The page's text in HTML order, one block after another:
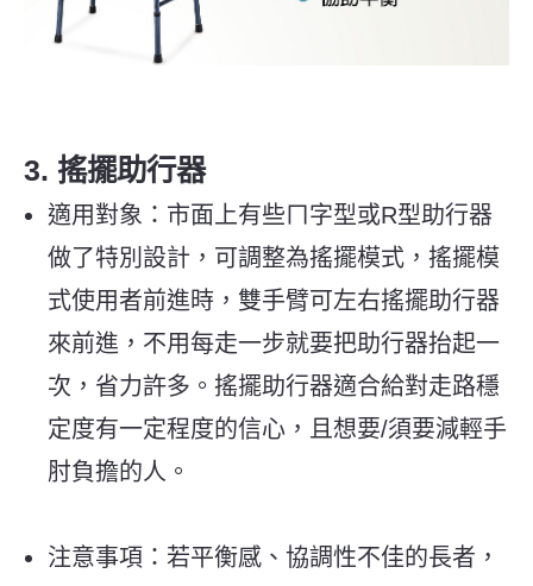
3. 搖擺助行器
適用對象：市面上有些ㄇ字型或R型助行器
做了特別設計，可調整為搖擺模式，搖擺模
式使用者前進時，雙手臂可左右搖擺助行器
來前進，不用每走一步就要把助行器抬起一
次，省力許多。搖擺助行器適合給對走路穩
定度有一定程度的信心，且想要/須要減輕手
肘負擔的人。
注意事項：若平衡感、協調性不佳的長者，